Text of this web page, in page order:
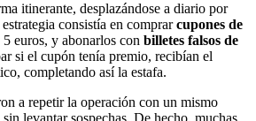
itinerante, desplazándose a diario por
consistía en comprarcupones de
euros, y abonarlos con billetes falsos de
si el cupón tenía premio, recibían el
completando así la estafa.
a repetir la operación con un mismo
levantar sospechas. De hecho, muchas